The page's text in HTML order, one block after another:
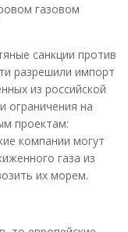
газовом
санкции против
разрешили импорт
из российской
ограничения на
проектам:
компании могут
газа из
их морем.